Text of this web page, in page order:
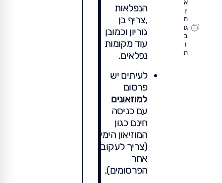
א
ין
ת
גו
ב
ו
ת
הנפלאות
,צריף בן
גוריון וכמובן
עוד מקומות
נפלאים.
לעיתים יש
פרסום
למוזאונים
עם כניסה
חינם כגון
המוזיאון הימי
(צריך לעקוב
אחר
הפרסומים).